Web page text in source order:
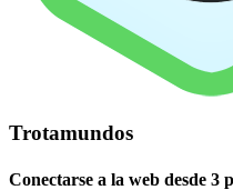
Trotamundos
Conectarse a la web desde 3